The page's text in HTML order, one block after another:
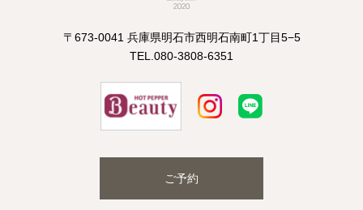
〒673-0041 兵庫県明石市西明石南町1丁目5−5
TEL.080-3808-6351
ご予約